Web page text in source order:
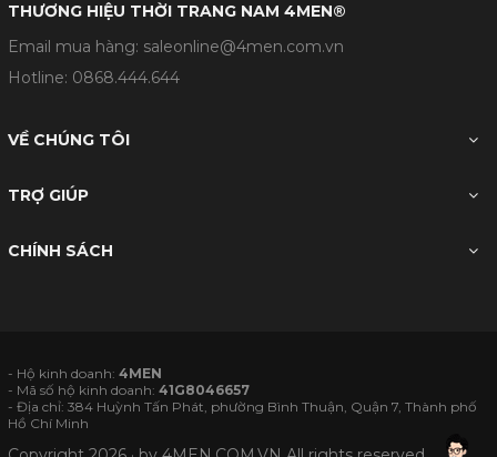
THƯƠNG HIỆU THỜI TRANG NAM 4MEN®
Email mua hàng: saleonline@4men.com.vn
Hotline: 0868.444.644
VỀ CHÚNG TÔI
TRỢ GIÚP
CHÍNH SÁCH
- Hộ kinh doanh:4MEN
- Mã số hộ kinh doanh:41G8046657
- Địa chỉ: 384 Huỳnh Tấn Phát, phường Bình Thuận, Quận 7, Thành phố
Hồ Chí Minh